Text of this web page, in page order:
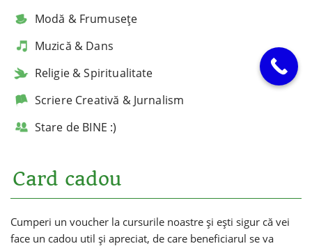
Modă & Frumusețe
Muzică & Dans
Religie & Spiritualitate
Scriere Creativă & Jurnalism
Stare de BINE :)
Card cadou
Cumperi un voucher la cursurile noastre și ești sigur că vei
face un cadou util și apreciat, de care beneficiarul se va